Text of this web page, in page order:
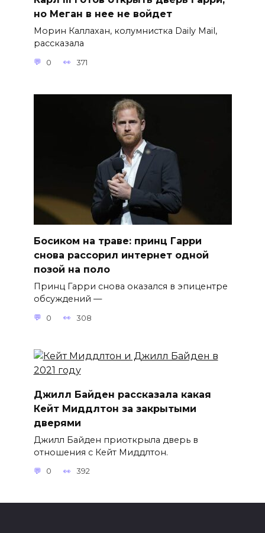
но Меган в нее не войдет
Морин Каллахан, колумнистка Daily Mail,
рассказала
0 371
Босиком на траве: принц Гарри
снова рассорил интернет одной
позой на поло
Принц Гарри снова оказался в эпицентре
обсуждений —
0 308
Джилл Байден рассказала какая
Кейт Миддлтон за закрытыми
дверями
Джилл Байден приоткрыла дверь в
отношения с Кейт Миддлтон.
0 392